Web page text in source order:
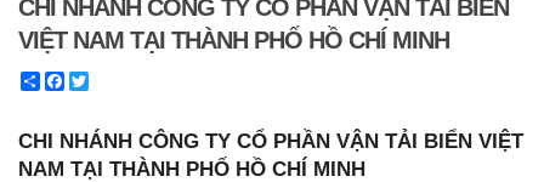
CHI NHÁNH CÔNG TY CỔ PHẦN VẬN TẢI BIỂN
VIỆT NAM TẠI THÀNH PHỐ HỒ CHÍ MINH
ShareFacebook
CHI NHÁNH CÔNG TY CỔ PHẦN VẬN TẢI BIỂN VIỆT
NAM TẠI THÀNH PHỐ HỒ CHÍ MINH